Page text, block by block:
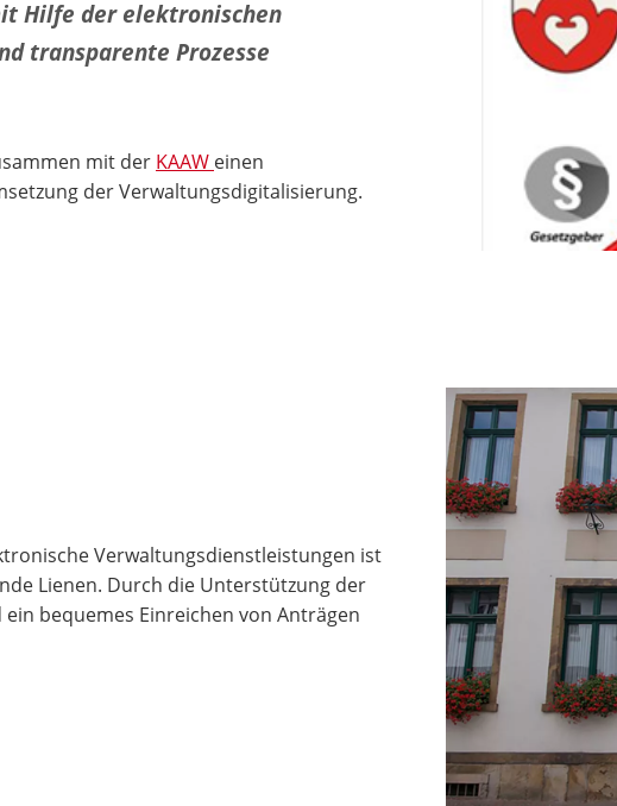
Hilfe der elektronischen
transparente Prozesse
mit der KAAW einen
der Verwaltungsdigitalisierung.
Verwaltungsdienstleistungen ist
Lienen. Durch die Unterstützung der
bequemes Einreichen von Anträgen